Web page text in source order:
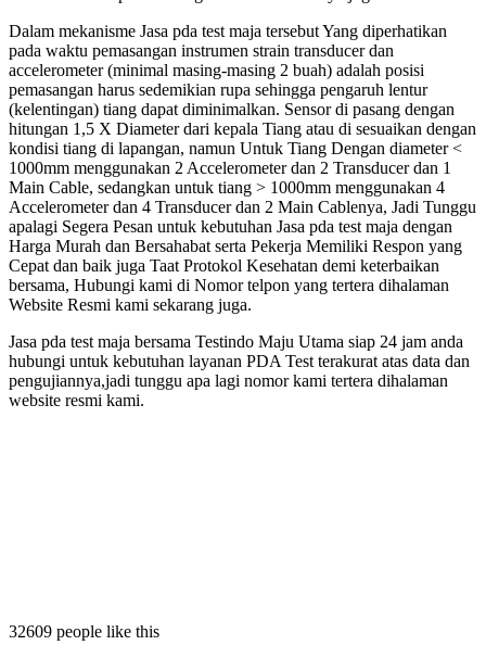
Dalam mekanisme Jasa pda test maja tersebut Yang diperhatikan
pada waktu pemasangan instrumen strain transducer dan
accelerometer (minimal masing-masing 2 buah) adalah posisi
pemasangan harus sedemikian rupa sehingga pengaruh lentur
(kelentingan) tiang dapat diminimalkan. Sensor di pasang dengan
hitungan 1,5 X Diameter dari kepala Tiang atau di sesuaikan dengan
kondisi tiang di lapangan, namun Untuk Tiang Dengan diameter <
1000mm menggunakan 2 Accelerometer dan 2 Transducer dan 1
Main Cable, sedangkan untuk tiang > 1000mm menggunakan 4
Accelerometer dan 4 Transducer dan 2 Main Cablenya, Jadi Tunggu
apalagi Segera Pesan untuk kebutuhan Jasa pda test maja dengan
Harga Murah dan Bersahabat serta Pekerja Memiliki Respon yang
Cepat dan baik juga Taat Protokol Kesehatan demi keterbaikan
bersama, Hubungi kami di Nomor telpon yang tertera dihalaman
Website Resmi kami sekarang juga.
Jasa pda test maja bersama Testindo Maju Utama siap 24 jam anda
hubungi untuk kebutuhan layanan PDA Test terakurat atas data dan
pengujiannya,jadi tunggu apa lagi nomor kami tertera dihalaman
website resmi kami.
32609 people like this